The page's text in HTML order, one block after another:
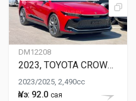
DM12208
2023, TOYOTA CROWN HYBRID
2023/2025, 2,490cc
Үнэ: 92.0 сая